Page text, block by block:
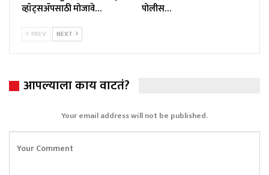
व्हॉट्सॲपसाठी मोजावे…
पोलीस…
PREV NEXT
आपल्याला काय वाटतं?
Your email address will not be published.